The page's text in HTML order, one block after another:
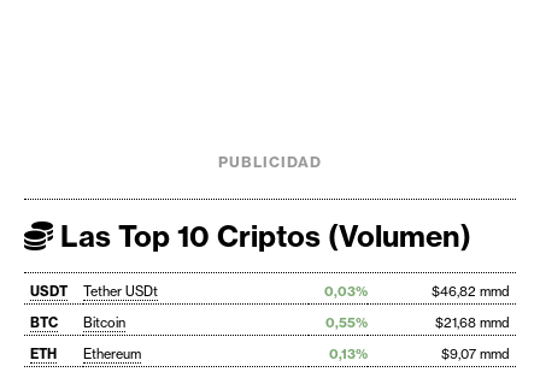
PUBLICIDAD
Las Top 10 Criptos (Volumen)
USDT Tether USDt 0,03%
$46,82 mmd
BTC
Bitcoin 0,55%
$21,68 mmd
ETH
Ethereum 0,13% $9,07 mmd